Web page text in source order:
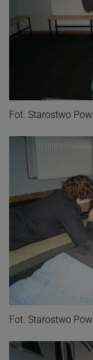
Fot. Starostwo
Fot. Starostwo